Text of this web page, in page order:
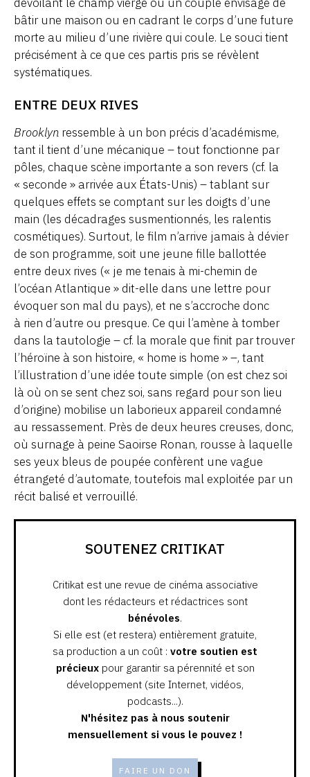
dévoilant le champ vierge où un couple envisage de
bâtir une maison ou en cadrant le corps d’une future
morte au milieu d’une rivière qui coule. Le souci tient
précisément à ce que ces partis pris se révèlent
systématiques.
ENTRE DEUX RIVES
Brooklyn ressemble à un bon précis d’académisme,
tant il tient d’une mécanique – tout fonctionne par
pôles, chaque scène importante a son revers (cf. la
« seconde » arrivée aux États-Unis) – tablant sur
quelques effets se comptant sur les doigts d’une
main (les décadrages susmentionnés, les ralentis
cosmétiques). Surtout, le film n’arrive jamais à dévier
de son programme, soit une jeune fille ballottée
entre deux rives (« je me tenais à mi-chemin de
l’océan Atlantique » dit-elle dans une lettre pour
évoquer son mal du pays), et ne s’accroche donc
à rien d’autre ou presque. Ce qui l’amène à tomber
dans la tautologie – cf. la morale que finit par trouver
l’héroïne à son histoire, « home is home » –, tant
l’illustration d’une idée toute simple (on est chez soi
là où on se sent chez soi, sans regard pour son lieu
d’origine) mobilise un laborieux appareil condamné
au ressassement. Près de deux heures creuses, donc,
où surnage à peine Saoirse Ronan, rousse à laquelle
ses yeux bleus de poupée confèrent une vague
étrangeté d’automate, toutefois mal exploitée par un
récit balisé et verrouillé.
SOUTENEZ CRITIKAT
Critikat est une revue de cinéma associative
dont les rédacteurs et rédactrices sont
bénévoles.
Si elle est (et restera) entièrement gratuite,
sa production a un coût : votre soutien est
précieuxpour garantir sa pérennité et son
développement (site Internet, vidéos,
podcasts...).
N'hésitez pas à nous soutenir
mensuellement si vous le pouvez !
FAIRE UN DON